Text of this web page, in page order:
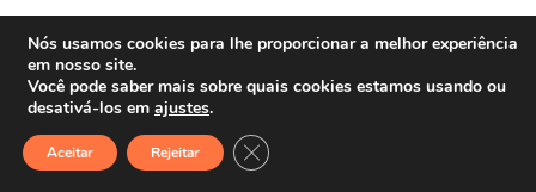
Nós usamos cookies para lhe proporcionar a melhor experiência
em nosso site.
Você pode saber mais sobre quais cookies estamos usando ou
desativá-los em ajustes.
Aceitar Rejeitar Close GDPR Cookie Banner